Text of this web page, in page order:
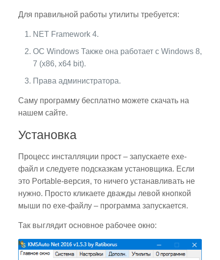
Для правильной работы утилиты требуется:
NET Framework 4.
ОС Windows Также она работает с Windows 8,
7 (x86, x64 bit).
Права администратора.
Саму программу бесплатно можете скачать на
нашем сайте.
Установка
Процесс инсталляции прост – запускаете exe-
файл и следуете подсказкам установщика. Если
это Portable-версия, то ничего устанавливать не
нужно. Просто кликаете дважды левой кнопкой
мыши по exe-файлу – программа запускается.
Так выглядит основное рабочее окно: